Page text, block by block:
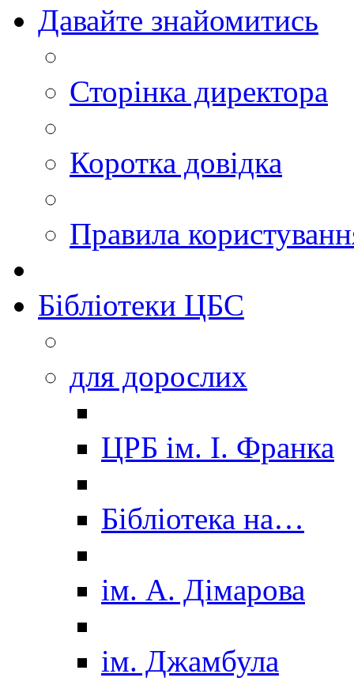
Давайте знайомитись
Сторінка директора
Коротка довідка
Правила
Бібліотеки ЦБС
для дорослих
ЦРБ ім. І. Франка
Бібліотека на…
ім. А. Дімарова
ім. Джамбула